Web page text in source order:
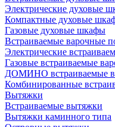
Электрические духовые
Компактные духовые
Газовые духовые шкафы
Встраиваемые варочные
Электрические
Газовые встраиваемые
ДОМИНО встраиваемые
Комбинированные
Вытяжки
Встраиваемые вытяжки
Вытяжки каминного типа